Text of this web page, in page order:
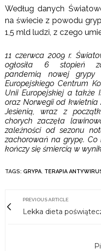
Według danych
na świecie z powodu
1,5 mld ludzi, z czego
11 czerwca 2009 r.
ogłosiła 6 stopień
pandemią nowej grypy
Europejskiego Centrum
Unii Europejskiej a także
oraz Norwegii od kwietnia
Jesienią, wraz z
chorych zaczęła
zależności od sezonu
zachorowań na grypę.
kończy się śmiercią w
TAGS: GRYPA, TERAPIA
PREVIOUS ARTICLE
Lekka dieta